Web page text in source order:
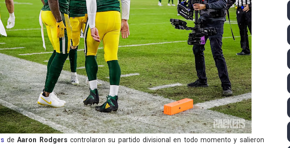
de Europa de MTB 2026 (Monteceneri, Suiza) - Charlie Aldridge y Sina
de Europa de remo 2026 (Varese, Italia) - Rumanía, Alemania y Gran
de lacrosse femenino 2026 (Tokio, Japón) - Estados Unidos invencibles, ya
celebración en el último Impact! con Jason Hotch como nuevo TNA
de esgrima 2026 (Hong Kong) - La delegación italiana arrasa con 4 oros y 4
es la nueva monarca Intercontinental, su primer título individual en
Unlimited Softball League 2026 - Las Utah Talons son bicampeonas de la AUSL
deAaron Rodgers controlaron su partido divisional en todo momento y salieron